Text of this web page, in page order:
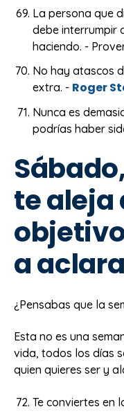
La persona que
debe interrumpir
haciendo. -
No hay atascos
extra. - Roger
Nunca es
podrías haber
te aleja
a
¿Pensabas que la
Esta no es una
vida, todos los días
quien quieres ser y
Te conviertes en